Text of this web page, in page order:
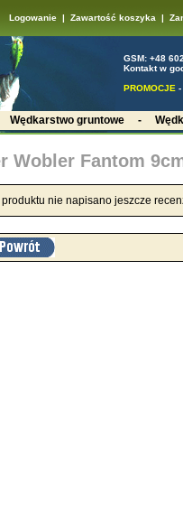
Logowanie | Zawartość koszyka |
GSM: +48
Kontakt w
PROMOCJE -
Wędkarstwo gruntowe-
Wobler Fantom
produktu nie napisano jeszcze